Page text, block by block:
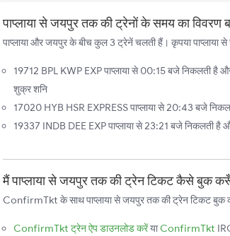
पाप्लाया से जयपुर तक की ट्रेनों के समय का विवरण
पाप्लाया और जयपुर के बीच कुल 3 ट्रेनें चलती हैं। कृपया पाप्लाया
19712 BPL KWP EXP पाप्लाया से 00:15 बजे निकलती
शुक्र शनि
17020 HYB HSR EXPRESS पाप्लाया से 20:43 बजे
19337 INDB DEE EXP पाप्लाया से 23:21 बजे निकलती
मैं पाप्लाया से जयपुर तक की ट्रेन टिकट कैसे बुक
ConfirmTkt के साथ पाप्लाया से जयपुर तक की ट्रेन टिकट बुक
ConfirmTkt ट्रेन ऐप डाउनलोड करेंयाConfirmTkt